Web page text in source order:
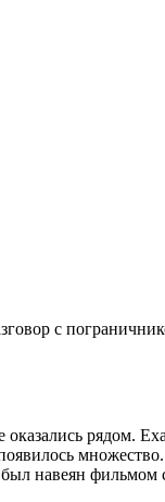
с
оказались рядом.
навеян